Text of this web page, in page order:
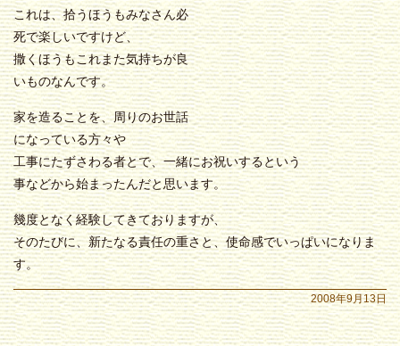
これは、拾うほうもみなさん必
死で楽しいですけど、
撒くほうもこれまた気持ちが良
いものなんです。
家を造ることを、周りのお世話
になっている方々や
工事にたずさわる者とで、一緒にお祝いするという
事などから始まったんだと思います。
幾度となく経験してきておりますが、
そのたびに、新たなる責任の重さと、使命感でいっぱいになりま
す。
2008年9月13日